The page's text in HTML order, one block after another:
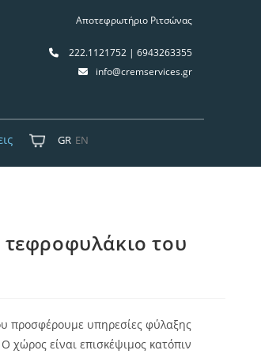
Αποτεφρωτήριο Ριτσώνας
222.1121752 | 6943263355
info@cremservices.gr
GR EN
του
προσφέρουμε υπηρεσίες φύλαξης
είναι επισκέψιμος κατόπιν